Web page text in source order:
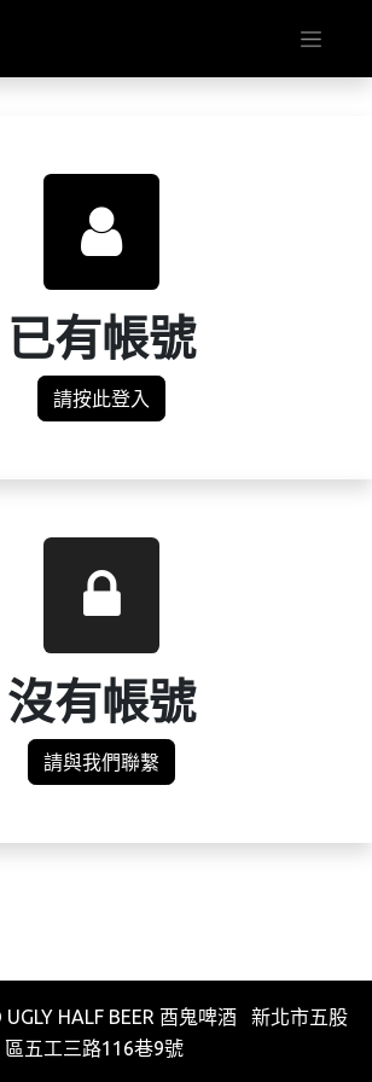
已有帳號
請按此登入
沒有帳號
請與我們聯繫
HALF BEER 酉鬼啤酒 新北市五股
區五工三路116巷9號